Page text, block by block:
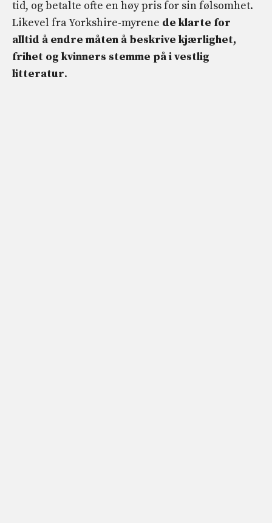
tid, og betalte ofte en høy pris for sin følsomhet.
Likevel fra Yorkshire-myrene de klarte for
alltid å endre måten å beskrive kjærlighet,
frihet og kvinners stemme på i vestlig
litteratur.